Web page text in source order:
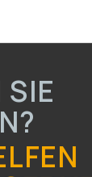
SIE